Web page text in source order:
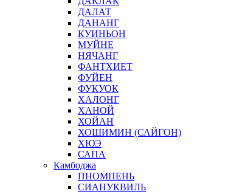
ДАЛАТ
ДАНАНГ
КУИНЬОН
МУЙНЕ
НЯЧАНГ
ФАНТХИЕТ
ФУЙЕН
ФУКУОК
ХАЛОНГ
ХАНОЙ
ХОЙАН
ХОШИМИН (САЙГОН)
ХЮЭ
САПА
Камбоджа
ПНОМПЕНЬ
СИАНУКВИЛЬ